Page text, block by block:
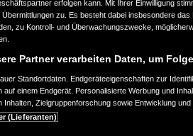
erfolgen kann. Mit Ihrer Einwilligung
Übermittlungen zu. Es besteht dabei insbesondere
zu Kontroll- und Überwachungszwecke,
Partner verarbeiten Daten, um
Standortdaten. Endgeräteeigenschaften zur
auf einem Endgerät. Personalisierte Werbung und
Inhalten, Zielgruppenforschung sowie Entwicklung und
(Lieferanten)